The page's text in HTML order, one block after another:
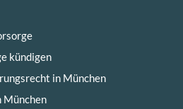
kündigen
in München
München